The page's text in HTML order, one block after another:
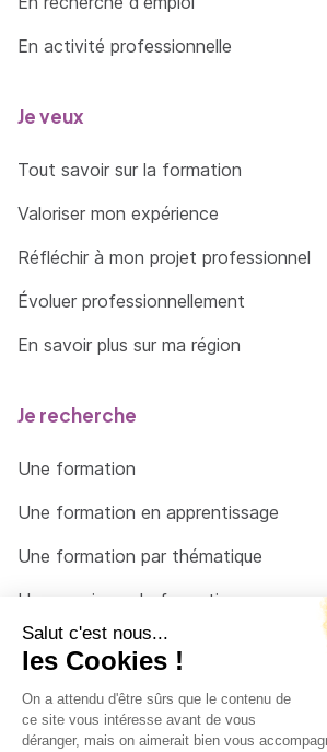
En activité professionnelle
Je veux
Tout savoir sur la formation
Valoriser mon expérience
Réfléchir à mon projet professionnel
Évoluer professionnellement
En savoir plus sur ma région
Je recherche
Une formation
Une formation en apprentissage
Une formation par thématique
Un organisme de formation
Un conseiller